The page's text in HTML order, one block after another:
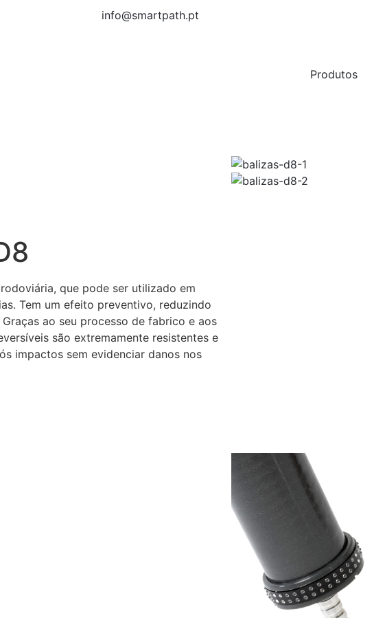
info@smartpath.pt
Produtos
que pode ser utilizado em
Tem um efeito preventivo, reduzindo
ao seu processo de fabrico e aos
são extremamente resistentes e
impactos sem evidenciar danos nos